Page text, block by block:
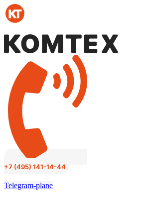
Перейти
к
содержимому
+7 (495) 141-14-44
Telegram-plane